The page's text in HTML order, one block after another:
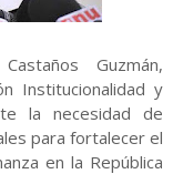
Guzmán,
Institucionalidad y
la necesidad de
para fortalecer el
en la República